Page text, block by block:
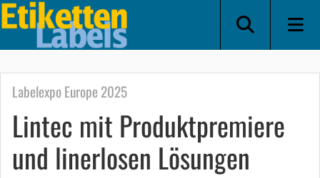
Labelexpo Europe 2025
Lintec mit Produktpremiere
und linerlosen Lösungen